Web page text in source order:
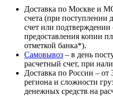
Доставка по Москве и
счета (при поступлении
счет или подтверждении
предоставления копии
отметкой банка*).
Самовывоз – в день
расчетный счет, при
Доставка по России – от
региона и сложности
денежных средств на